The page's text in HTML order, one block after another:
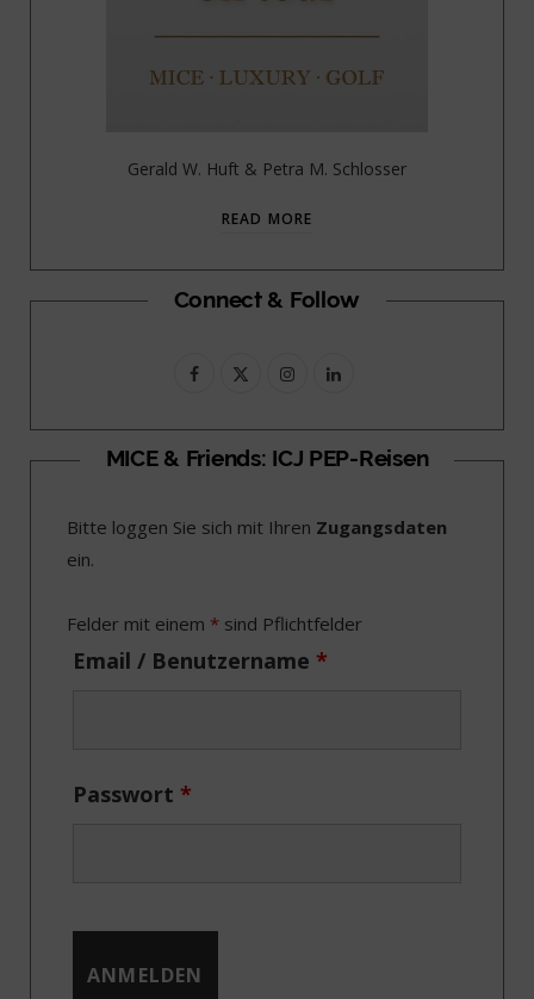
Gerald W. Huft & Petra M. Schlosser
READ MORE
Connect & Follow
F
c
b
o
k
T
i
t
e
I
s
a
r
a
L
n
e
I
MICE & Friends: ICJ PEP-Reisen
Bitte loggen Sie sich mit Ihren Zugangsdaten
ein.
Felder mit einem * sind Pflichtfelder
Email / Benutzername *
Passwort *